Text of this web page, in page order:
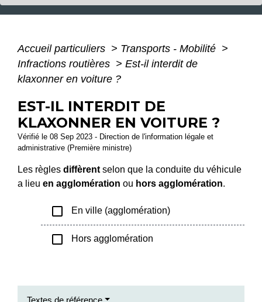
Accueil particuliers > Transports - Mobilité >
Infractions routières > Est-il interdit de
klaxonner en voiture ?
EST-IL INTERDIT DE
KLAXONNER EN VOITURE ?
Vérifié le 08 Sep 2023 - Direction de l'information légale et
administrative (Première ministre)
Les règles diffèrent selon que la conduite du véhicule
a lieu en agglomération ou hors agglomération.
check_box_outline_blank En ville (agglomération)
check_box_outline_blank Hors agglomération
Textes de référence